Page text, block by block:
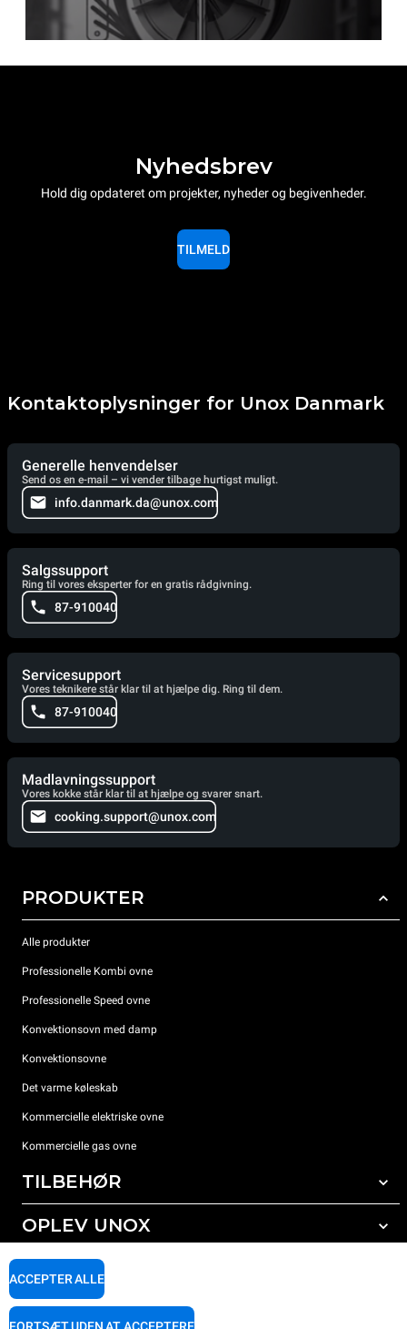
Nyhedsbrev
Hold dig opdateret om projekter, nyheder og begivenheder.
TILMELD
Kontaktoplysninger for Unox Danmark
Generelle henvendelser
Send os en e-mail – vi vender tilbage hurtigst muligt.
info.danmark.da@unox.com
Salgssupport
Ring til vores eksperter for en gratis rådgivning.
87-910040
Servicesupport
Vores teknikere står klar til at hjælpe dig. Ring til dem.
87-910040
Madlavningssupport
Vores kokke står klar til at hjælpe og svarer snart.
cooking.support@unox.com
PRODUKTER
Alle produkter
Professionelle Kombi ovne
Professionelle Speed ovne
Konvektionsovn med damp
Konvektionsovne
Det varme køleskab
Kommercielle elektriske ovne
Kommercielle gas ovne
TILBEHØR
Alt tilbehør
Rengøringsmidler til manuel vask
OPLEV UNOX
Vores kontorer rundt om i verden
SUPPORT
ACCEPTER ALLE